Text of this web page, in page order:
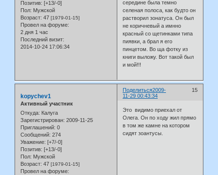
Позитив: [+13/-0]
Пол: Мужской
Возраст: 47 [1979-01-15]
Провел на форуме:
2 дня 1 час
Последний визит:
2014-10-24 17:06:34
середине была темно
селеная полоса, как будто он
растворил зонатуса. Он был
не коричневый а имнно
красный со щетинками типа
пиявки, а брал я его
пинцетом. Во ща фотку из
книги выложу. Вот такой был
и мой!!!
Поделиться 15
2009-
11-29 00:43:34
kopychev1
Активный участник
Откуда: Калуга
Зарегистрирован: 2009-11-25
Приглашений: 0
Сообщений: 274
Уважение: [+7/-0]
Позитив: [+13/-0]
Пол: Мужской
Возраст: 47 [1979-01-15]
Провел на форуме:
Это видимо приехал от
Олега. Он по ходу жил прямо
в том же камне на котором
сидят зоантусы.